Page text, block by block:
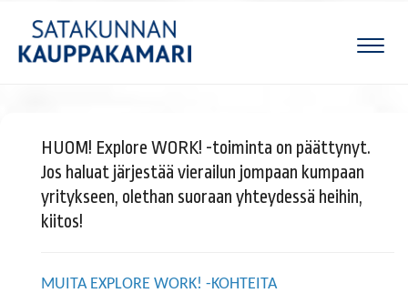
HUOM! Explore WORK! -toiminta on päättynyt.
Jos haluat järjestää vierailun jompaan kumpaan
yritykseen, olethan suoraan yhteydessä heihin,
kiitos!
MUITA EXPLORE WORK! -KOHTEITA